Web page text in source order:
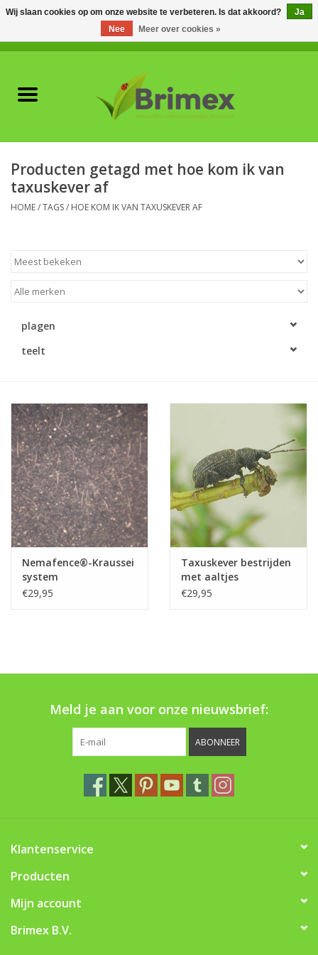
Plagen & Ziekten
Meststoffen en
Bodemverbeteraars
Monitoring
Brimex kaarten
Vallen
Drukspuiten
Onkruid & Reiniging
Zaden
Producten getagd met hoe kom ik van
taxuskever af
HOME/TAGS/ HOE KOM IK VAN TAXUSKEVER AF
plagen
teelt
Nemafence®-Kraussei
system
€29,95
Taxuskever bestrijden
met aaltjes
€29,95
Meld je aan voor onze nieuwsbrief:
ABONNEER
Klantenservice
Producten
Mijn account
Brimex B.V.
Wij slaan cookies op om onze website te verbeteren. Is dat akkoord?
Ja
Nee
Meer over cookies »